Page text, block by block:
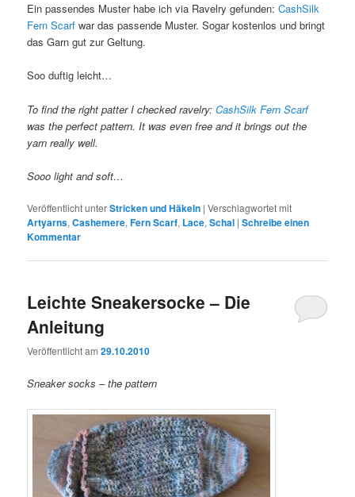
Ein passendes Muster habe ich via Ravelry gefunden:CashSilk
Fern Scarf war das passende Muster. Sogar kostenlos und bringt
das Garn gut zur Geltung.
Soo duftig leicht…
To find the right patter I checked ravelry:CashSilk Fern Scarf
was the perfect pattern. It was even free and it brings out the
yarn really well.
Sooo light and soft…
Veröffentlicht unterStricken und Häkeln |Verschlagwortet mit
Artyarns,Cashemere,Fern Scarf, Lace,Schal |Schreibe einen
Kommentar
Leichte Sneakersocke – Die
Anleitung
Veröffentlicht am29.10.2010
Sneaker socks – the pattern